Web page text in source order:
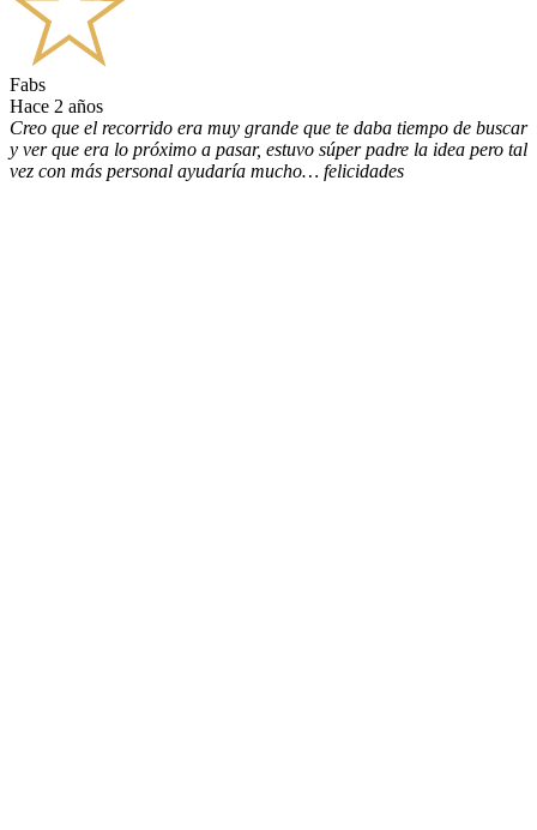
Fabs
hace 2 años
Creo que el recorrido era muy grande que te daba tiempo de buscar
y ver que era lo próximo a pasar, estuvo súper padre la idea pero tal
vez con más personal ayudaría mucho… felicidades